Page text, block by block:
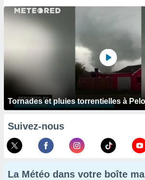
Tornades et pluies torrentielles à
Suivez-nous
La Météo dans votre boîte